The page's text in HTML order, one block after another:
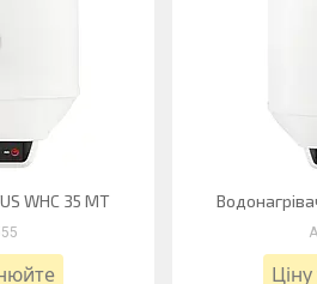
WHC 35 MT